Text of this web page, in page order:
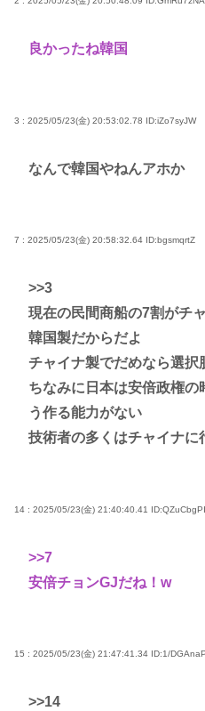
良かったね韓国
3 : 2025/05/23(金) 20:53:02.78 ID:iZo7syJW
なんで韓国やねんアホか
7 : 2025/05/23(金) 20:58:32.64 ID:bgsmqrtZ
>>3
現在の民間商船の7割がチ
韓国製だからだよ
チャイナ製でだめなら選択
ちなみに日本は安倍政権の
う作る能力がない
技術者の多くはチャイナに
14 : 2025/05/23(金) 21:40:40.41 ID:QZuCbgPI
>>7
安倍チョンGJだね！w
15 : 2025/05/23(金) 21:47:41.34 ID:1/DGAnaP
>>14